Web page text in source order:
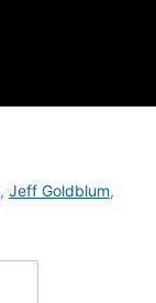
, Jeff Goldblum,